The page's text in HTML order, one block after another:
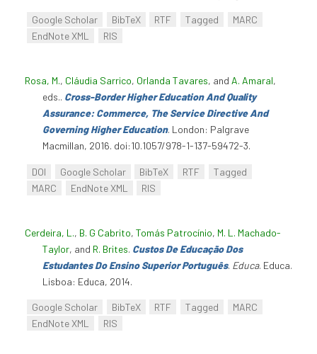
Google Scholar BibTeX RTF Tagged
MARC
EndNote XML
RIS
Rosa, M., Cláudia Sarrico, Orlanda Tavares, and A. Amaral,
eds.. Cross-Border Higher Education And Quality
Assurance: Commerce, The Service Directive And
Governing Higher Education. London: Palgrave
Macmillan, 2016. doi:10.1057/978-1-137-59472-3.
DOI Google Scholar BibTeX RTF
Tagged
MARC
EndNote XML RIS
Cerdeira, L., B. G Cabrito, Tomás Patrocínio, M. L. Machado-
Taylor, and R. Brites. Custos De Educação Dos
Estudantes Do Ensino Superior Português. Educa. Educa.
Lisboa: Educa, 2014.
Google Scholar BibTeX RTF Tagged
MARC
EndNote XML
RIS